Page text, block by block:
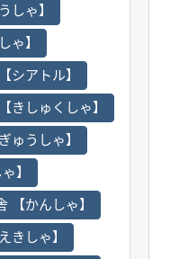
しゃ】
ゃ】
シアトル】
きしゅくしゃ】
ゅうしゃ】
】
【かんしゃ】
きしゃ】